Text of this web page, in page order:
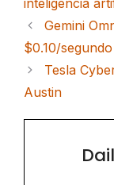
inteligencia
Gemini
$0.10/segundo
Tesla
Austin